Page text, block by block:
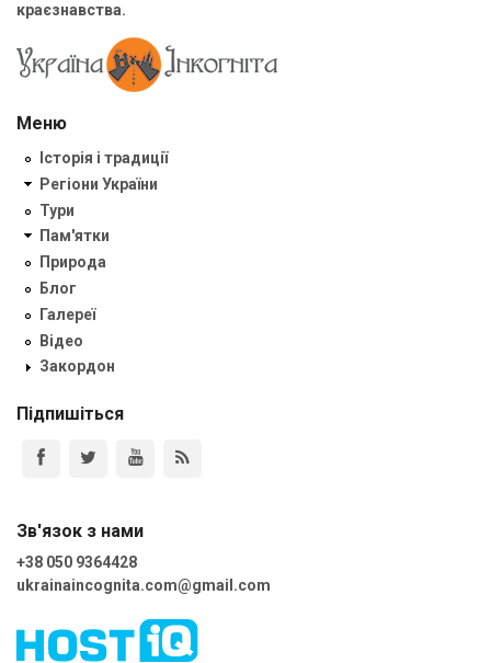
краєзнавства.
Меню
Історія і традиції
Регіони України
Тури
Пам'ятки
Природа
Блог
Галереї
Відео
Закордон
Підпишіться
Зв'язок з нами
+38 050 9364428
ukrainaincognita.com@gmail.com